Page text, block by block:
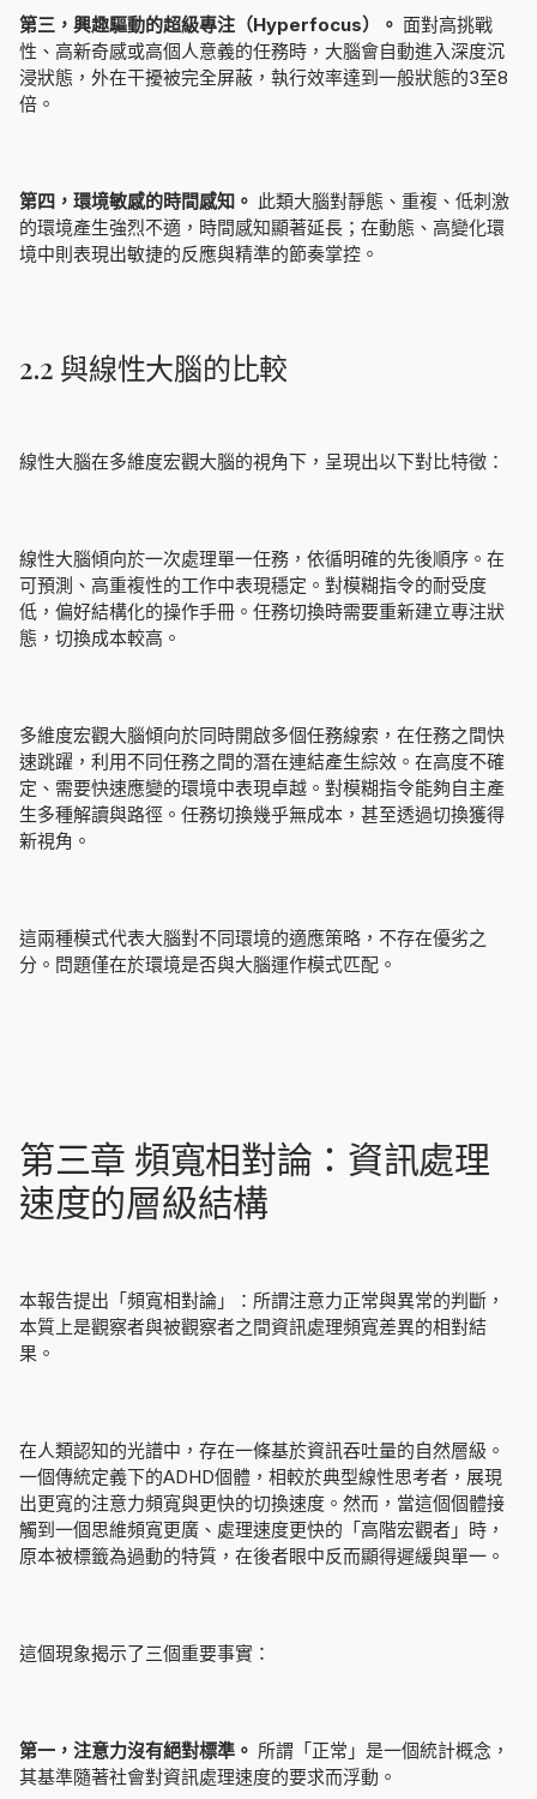
第三，興趣驅動的超級專注（Hyperfocus）。 面對高挑戰
性、高新奇感或高個人意義的任務時，大腦會自動進入深度沉
浸狀態，外在干擾被完全屏蔽，執行效率達到一般狀態的3至8
倍。
第四，環境敏感的時間感知。 此類大腦對靜態、重複、低刺激
的環境產生強烈不適，時間感知顯著延長；在動態、高變化環
境中則表現出敏捷的反應與精準的節奏掌控。
2.2 與線性大腦的比較
線性大腦在多維度宏觀大腦的視角下，呈現出以下對比特徵：
線性大腦傾向於一次處理單一任務，依循明確的先後順序。在
可預測、高重複性的工作中表現穩定。對模糊指令的耐受度
低，偏好結構化的操作手冊。任務切換時需要重新建立專注狀
態，切換成本較高。
多維度宏觀大腦傾向於同時開啟多個任務線索，在任務之間快
速跳躍，利用不同任務之間的潛在連結產生綜效。在高度不確
定、需要快速應變的環境中表現卓越。對模糊指令能夠自主產
生多種解讀與路徑。任務切換幾乎無成本，甚至透過切換獲得
新視角。
這兩種模式代表大腦對不同環境的適應策略，不存在優劣之
分。問題僅在於環境是否與大腦運作模式匹配。
第三章 頻寬相對論：資訊處理
速度的層級結構
本報告提出「頻寬相對論」：所謂注意力正常與異常的判斷，
本質上是觀察者與被觀察者之間資訊處理頻寬差異的相對結
果。
在人類認知的光譜中，存在一條基於資訊吞吐量的自然層級。
一個傳統定義下的ADHD個體，相較於典型線性思考者，展現
出更寬的注意力頻寬與更快的切換速度。然而，當這個個體接
觸到一個思維頻寬更廣、處理速度更快的「高階宏觀者」時，
原本被標籤為過動的特質，在後者眼中反而顯得遲緩與單一。
這個現象揭示了三個重要事實：
第一，注意力沒有絕對標準。 所謂「正常」是一個統計概念，
其基準隨著社會對資訊處理速度的要求而浮動。